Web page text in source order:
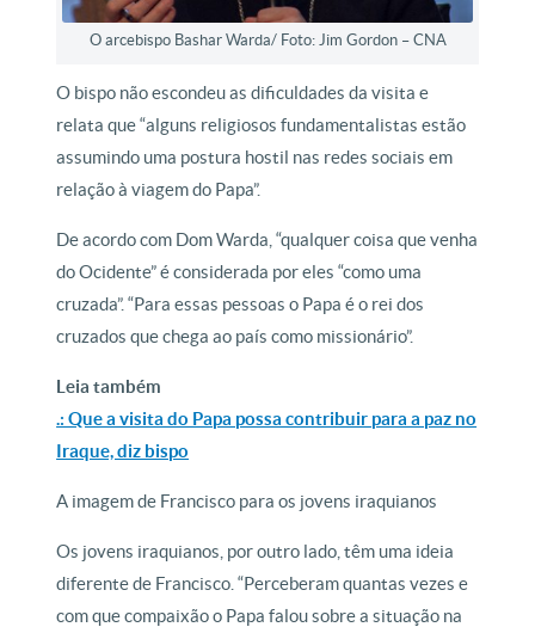
O arcebispo Bashar Warda/ Foto: Jim Gordon – CNA
O bispo não escondeu as dificuldades da visita e
relata que “alguns religiosos fundamentalistas estão
assumindo uma postura hostil nas redes sociais em
relação à viagem do Papa”.
De acordo com Dom Warda, “qualquer coisa que venha
do Ocidente” é considerada por eles “como uma
cruzada”. “Para essas pessoas o Papa é o rei dos
cruzados que chega ao país como missionário”.
Leia também
.: Que a visita do Papa possa contribuir para a paz no
Iraque, diz bispo
A imagem de Francisco para os jovens iraquianos
Os jovens iraquianos, por outro lado, têm uma ideia
diferente de Francisco. “Perceberam quantas vezes e
com que compaixão o Papa falou sobre a situação na